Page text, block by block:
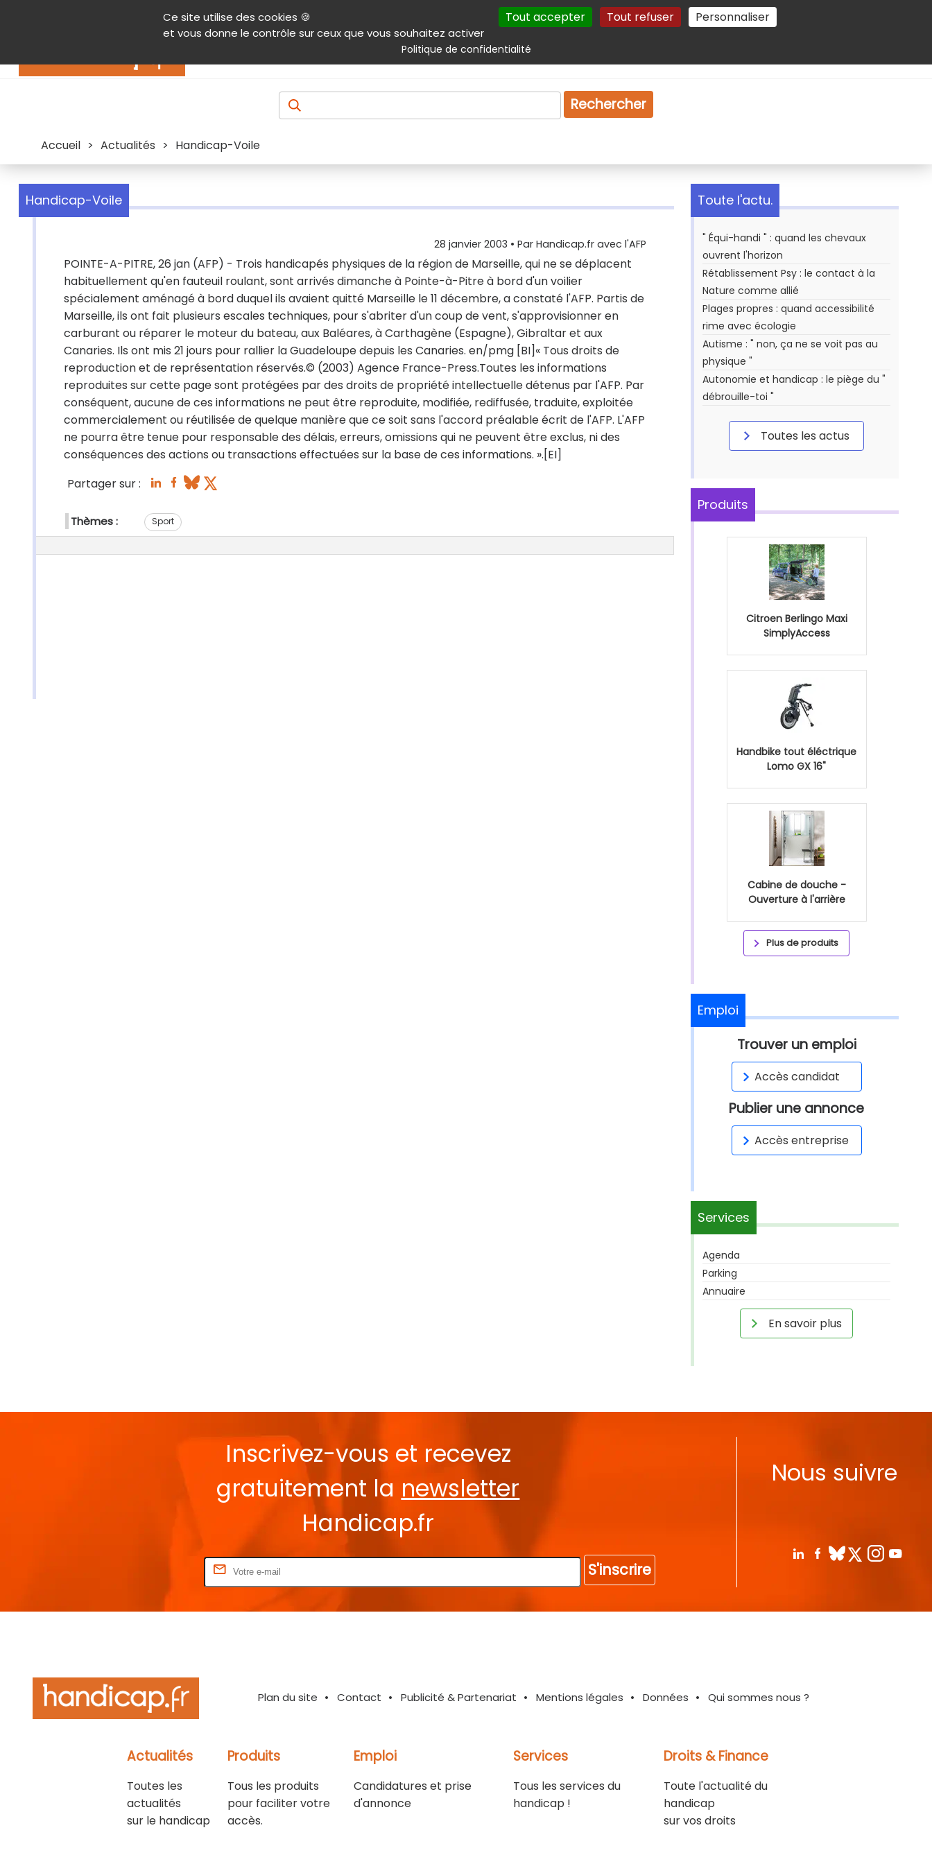
Ce site utilise des cookies 🍪
et vous donne le contrôle sur ceux que vous souhaitez activer
Tout accepter Tout refuser Personnaliser
Politique de confidentialité
Contenu Aide et accessibilité Menu principal Autres services Plan du site Gestion des cookies
Produits & services Emploi Droit
Rechercher
Accueil > Actualités > Handicap-Voile
Handicap-Voile
28 janvier 2003 • Par Handicap.fr avec l'AFP
POINTE-A-PITRE, 26 jan (AFP) - Trois handicapés physiques de la région de Marseille, qui ne se déplacent
habituellement qu'en fauteuil roulant, sont arrivés dimanche à Pointe-à-Pitre à bord d'un voilier
spécialement aménagé à bord duquel ils avaient quitté Marseille le 11 décembre, a constaté l'AFP. Partis de
Marseille, ils ont fait plusieurs escales techniques, pour s'abriter d'un coup de vent, s'approvisionner en
carburant ou réparer le moteur du bateau, aux Baléares, à Carthagène (Espagne), Gibraltar et aux
Canaries. Ils ont mis 21 jours pour rallier la Guadeloupe depuis les Canaries. en/pmg [BI]« Tous droits de
reproduction et de représentation réservés.© (2003) Agence France-Press.Toutes les informations
reproduites sur cette page sont protégées par des droits de propriété intellectuelle détenus par l'AFP. Par
conséquent, aucune de ces informations ne peut être reproduite, modifiée, rediffusée, traduite, exploitée
commercialement ou réutilisée de quelque manière que ce soit sans l'accord préalable écrit de l'AFP. L'AFP
ne pourra être tenue pour responsable des délais, erreurs, omissions qui ne peuvent être exclus, ni des
conséquences des actions ou transactions effectuées sur la base de ces informations. ».[EI]
Partager sur :
Thèmes : Sport
Toute l'actu.
" Équi-handi " : quand les chevaux
ouvrent l'horizon
Rétablissement Psy : le contact à la
Nature comme allié
Plages propres : quand accessibilité
rime avec écologie
Autisme : " non, ça ne se voit pas au
physique "
Autonomie et handicap : le piège du "
débrouille-toi "
Toutes les actus
Produits
Citroen Berlingo Maxi
SimplyAccess
Handbike tout éléctrique
Lomo GX 16"
Cabine de douche -
Ouverture à l'arrière
Plus de produits
Emploi
Trouver un emploi
Accès candidat
Publier une annonce
Accès entreprise
Services
Agenda
Parking
Annuaire
En savoir plus
Inscrivez-vous et recevez
gratuitement la newsletter
Handicap.fr
S'inscrire
Nous suivre
Plan du site Contact Publicité & Partenariat Mentions légales Données Qui sommes nous ?
Actualités
Toutes les
actualités
sur le handicap
Produits
Tous les produits
pour faciliter votre
accès.
Emploi
Candidatures et prise
d'annonce
Services
Tous les services du
handicap !
Droits & Finance
Toute l'actualité du
handicap
sur vos droits